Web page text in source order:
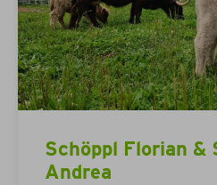
Schöppl Florian &
Andrea